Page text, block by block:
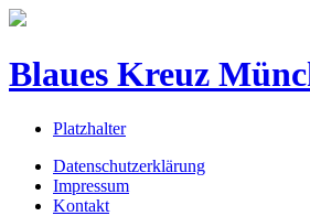
Blaues Kreuz
Platzhalter
Datenschutzerklärung
Impressum
Kontakt